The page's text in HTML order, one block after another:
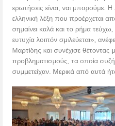
ερωτήσεις είναι, ναι μπορούμε. Η
ελληνική λέξη που προέρχεται
σημαίνει καλά και το ρήμα
ευτυχία λοιπόν σμιλεύεται»,
Μαρτίδης και συνέχισε θέτοντας
προβληματισμούς, τα οποία
συμμετείχαν. Μερικά από αυτά